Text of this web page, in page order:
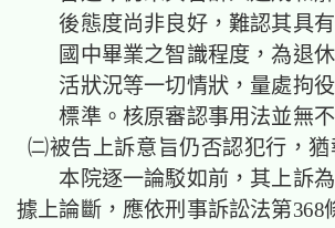
後態度尚非良好，難認其具
國中畢業之智識程度，為退
活狀況等一切情狀，量處拘
標準。核原審認事用法並無
㈡被告上訴意旨仍否認犯行，
本院逐一論駁如前，其上訴
據上論斷，應依刑事訴訟法第